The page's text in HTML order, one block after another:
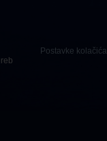
Postavke kolačića